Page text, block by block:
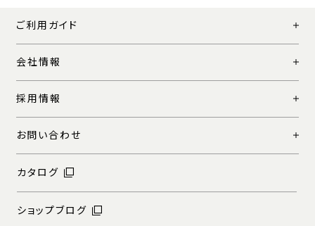
ご利用ガイド
会社情報
採用情報
お問い合わせ
カタログ
ショップブログ